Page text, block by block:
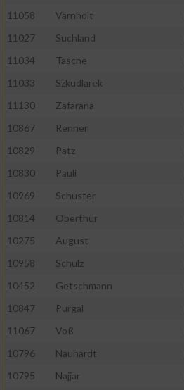
11058
Varnholt
11027
Suchland
11034
Tasche
11033
Szkudlarek
11130
Zafarana
10867
Renner
10829
Patz
10830
Pauli
10969
Schuster
10814
Oberthür
10275
August
10958
Schulz
10452
Getschmann
10847
Purgal
11067
Voß
10796
Nauhardt
10795
Najjar